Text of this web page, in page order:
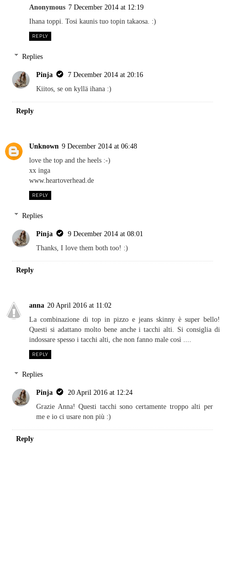
Anonymous 7 December 2014 at 12:19
Ihana toppi. Tosi kaunis tuo topin takaosa. :)
REPLY
Replies
Pinja
7 December 2014 at 20:16
Kiitos, se on kyllä ihana :)
Reply
Unknown 9 December 2014 at 06:48
love the top and the heels :-)
xx inga
www.heartoverhead.de
REPLY
Replies
Pinja
9 December 2014 at 08:01
Thanks, I love them both too! :)
Reply
anna 20 April 2016 at 11:02
La combinazione di top in pizzo e jeans skinny è super bello!
Questi si adattano molto bene anche i tacchi alti. Si consiglia di
indossare spesso i tacchi alti, che non fanno male così ....
REPLY
Replies
Pinja
20 April 2016 at 12:24
Grazie Anna! Questi tacchi sono certamente troppo alti per
me e io ci usare non più :)
Reply